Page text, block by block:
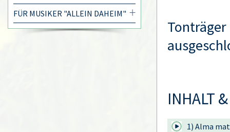
FÜR MUSIKER "ALLEIN DAHEIM"
INHALT
1) Alma